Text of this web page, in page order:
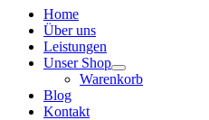
Home
Über uns
Leistungen
Unser Shop
Warenkorb
Blog
Kontakt